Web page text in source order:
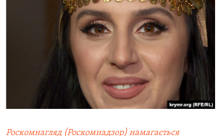
Роскомнагляд (Роскомнадзор) намагається